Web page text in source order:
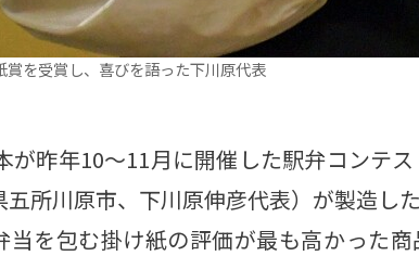
賞を受賞し、喜びを語った下川原代表
が昨年10～11月に開催した駅弁コンテ
五所川原市、下川原伸彦代表）が製造
当を包む掛け紙の評価が最も高かった